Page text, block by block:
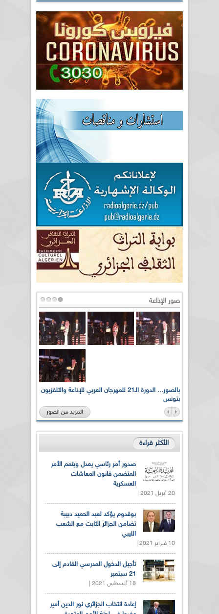
صور الإذاعة
بالصور... الدورة الـ21 للمهرجان العربي للإذاعة والتلفزيون
بتونس
المزيد من الصور
الأكثر قراءة
صدور أمر رئاسي يعدل ويتمم الأمر
المتضمن قانون المعاشات
العسكرية
20 أبريل 2021 |
بوقدوم يؤكد لعبد الحميد دبيبة
تضامن الجزائر الثابت مع الشعب
الليبي
10 فبراير 2021 |
تأجيل الدخول المدرسي القادم إلى
21 سبتمبر
18 أغسطس 2021 |
إعادة انتخاب الجزائري نور الدين أمير